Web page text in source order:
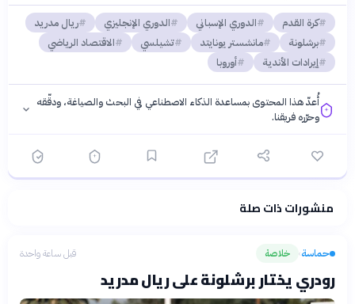
كرة القدم الدوري الإسباني الدوري الإنجليزي
ريال مدريد
برشلونة
مانشستر يونايتد تشيلسي
الاقتصاد الرياضي
إيرادات الأندية
أوروبا
أُعدّ هذا المحتوى بمساعدة الذكاء الاصطناعي في البحث والصياغة، ودقّقه
وحرّره فريقنا.
فلسفتنا المعرفية· سياسة الذكاء الاصطناعيمنشورات ذات صلة
حماسة› خلاصة قبل ساعة واحدة
رودري يختار برشلونة على ريال مدريد